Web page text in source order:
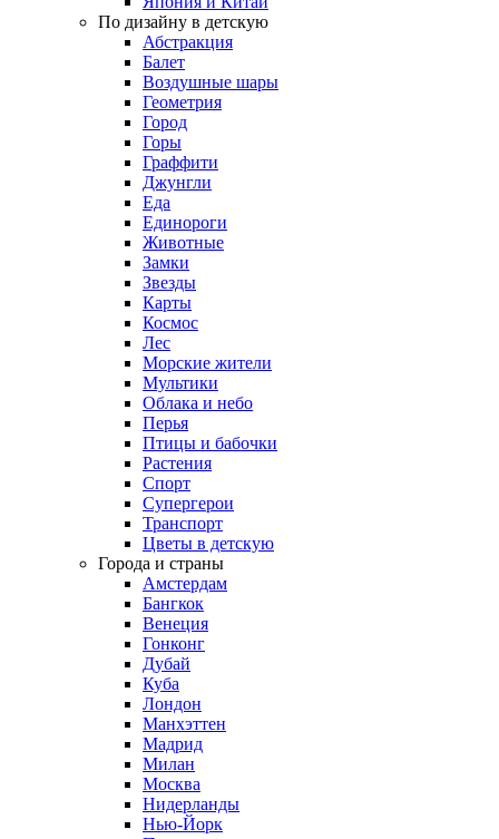
По дизайну в детскую
Абстракция
Балет
Воздушные шары
Геометрия
Город
Горы
Граффити
Джунгли
Еда
Единороги
Животные
Замки
Звезды
Карты
Космос
Лес
Морские жители
Мультики
Облака и небо
Перья
Птицы и бабочки
Растения
Спорт
Супергерои
Транспорт
Цветы в детскую
Города и страны
Амстердам
Бангкок
Венеция
Гонконг
Дубай
Куба
Лондон
Манхэттен
Мадрид
Милан
Москва
Нидерланды
Нью-Йорк